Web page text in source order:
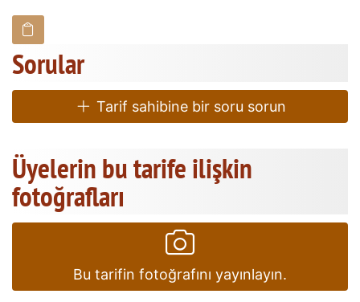
Sorular
Tarif sahibine bir soru sorun
Üyelerin bu tarife ilişkin
fotoğrafları
Bu tarifin fotoğrafını yayınlayın.